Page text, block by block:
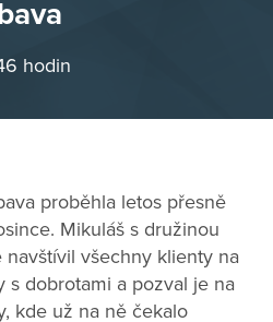
hodin
proběhla letos přesně
Mikuláš s družinou
všechny klienty na
s dobrotami a pozval je na
kde už na ně čekalo